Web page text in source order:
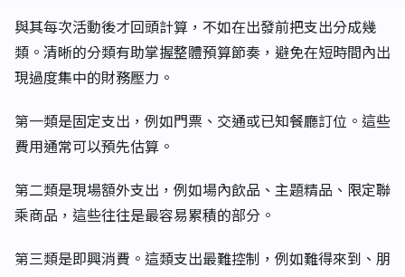
與其每次活動後才回頭計算，不如在出發前把支出分成幾
類。清晰的分類有助掌握整體預算節奏，避免在短時間內出
現過度集中的財務壓力。
第一類是固定支出，例如門票、交通或已知餐廳訂位。這些
費用通常可以預先估算。
第二類是現場額外支出，例如場內飲品、主題精品、限定聯
乘商品，這些往往是最容易累積的部分。
第三類是即興消費。這類支出最難控制，例如難得來到、朋